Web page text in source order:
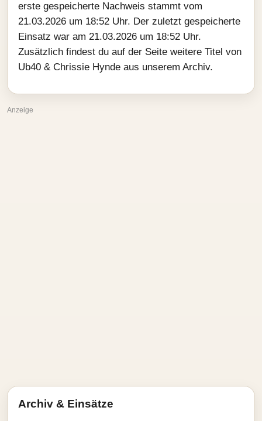
erste gespeicherte Nachweis stammt vom
21.03.2026 um 18:52 Uhr. Der zuletzt gespeicherte
Einsatz war am 21.03.2026 um 18:52 Uhr.
Zusätzlich findest du auf der Seite weitere Titel von
Ub40 & Chrissie Hynde aus unserem Archiv.
Anzeige
Archiv & Einsätze